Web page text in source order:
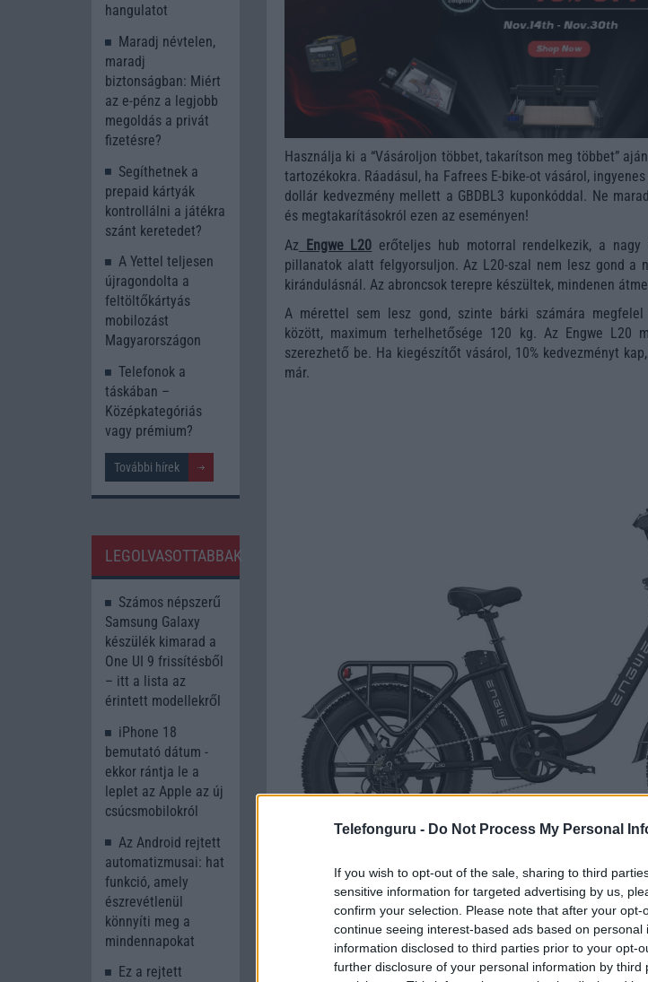
Telefonguru - Do Not Process My Personal
If you wish to opt-out of the sale, sharing to third
sensitive information for targeted advertising by us,
confirm your selection. Please note that after your
continue seeing interest-based ads based on
information disclosed to third parties prior to your opt-
further disclosure of your personal information by third
Használja ki a “Vásároljon többet, takarítson meg többet”
tartozékokra. Ráadásul, ha Fafrees E-bike-ot vásárol,
dollár kedvezmény mellett a GBDBL3 kuponkóddal . Ne
és megtakarításokról ezen az eseményen!
Az Engwe L20 erőteljes hub motorral rendelkezik, a
pillanatok alatt felgyorsuljon. Az L20-szal nem lesz gond a
kirándulásnál. Az abroncsok terepre készültek, mindenen
A mérettel sem lesz gond, szinte bárki számára megfelel
között, maximum terhelhetősége 120 kg. Az Engwe L20
szerezhető be. Ha kiegészítőt vásárol, 10% kedvezményt
már.
Fafrees F20 Pro elektromos bicikli kivehető, 36v
hangulatot
Maradj névtelen,
maradj
biztonságban: Miért
az e-pénz a legjobb
megoldás a privát
fizetésre?
Segíthetnek a
prepaid kártyák
kontrollálni a játékra
szánt keretedet?
A Yettel teljesen
újragondolta a
feltöltőkártyás
mobilozást
Magyarországon
Telefonok a
táskában –
Középkategóriás
vagy prémium?
További hírek
LEGOLVASOTTABBAK
Számos népszerű
Samsung Galaxy
készülék kimarad a
One UI 9 frissítésből
– itt a lista az
érintett modellekről
iPhone 18
bemutató dátum -
ekkor rántja le a
leplet az Apple az új
csúcsmobilokról
Az Android rejtett
automatizmusai: hat
funkció, amely
észrevétlenül
könnyíti meg a
mindennapokat
Ez a rejtett